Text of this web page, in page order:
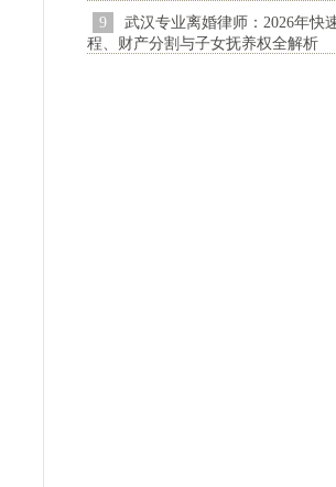
9
武汉专业离婚律师：2026年快
程、财产分割与子女抚养权全解析